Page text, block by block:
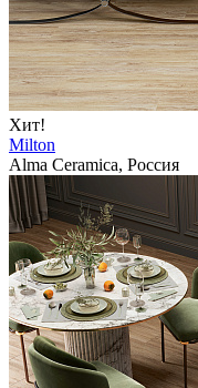
Хит!
Milton
Alma Ceramica, Россия